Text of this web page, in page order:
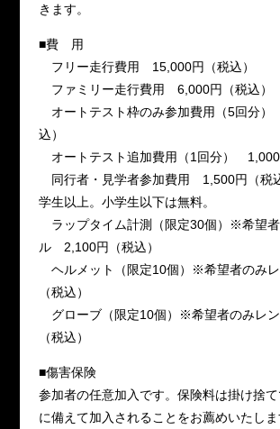
きます。
■費 用
フリー走行費用 15,000円（税込）
ファミリー走行費用 6,000円（税込）
オートテスト枠のみ参加費用（5回分
込）
オートテスト追加費用（1回分） 1,000
同行者・見学者参加費用 1,500円（税
学生以上。小学生以下は無料。
ラップタイム計測（限定30個）※希望者
ル 2,100円（税込）
ヘルメット（限定10個）※希望者のみ
（税込）
グローブ（限定10個）※希望者のみレ
（税込）
■傷害保険
参加者の任意加入です。保険料は掛け捨
に備えて加入されることをお薦めいたし